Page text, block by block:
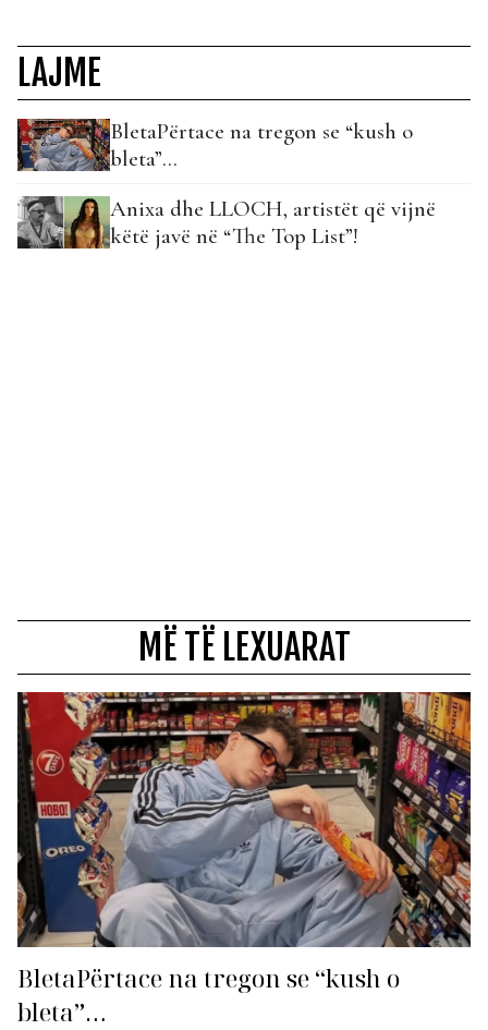
LAJME
BletaPërtace na tregon se “kush o
bleta”…
Anixa dhe LLOCH, artistët që vijnë
këtë javë në “The Top List”!
MË TË LEXUARAT
BletaPërtace na tregon se “kush o
bleta”…